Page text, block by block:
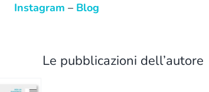
Instagram – Blog
Le pubblicazioni dell’autore